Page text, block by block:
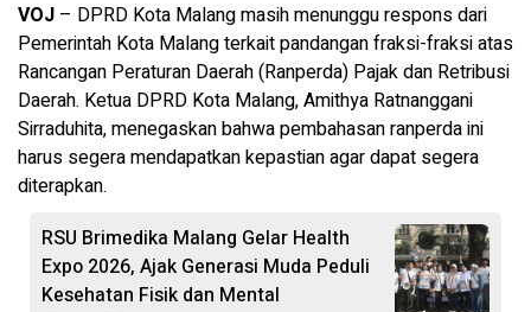
VOJ – DPRD Kota Malang masih menunggu respons dari
Pemerintah Kota Malang terkait pandangan fraksi-fraksi atas
Rancangan Peraturan Daerah (Ranperda) Pajak dan Retribusi
Daerah. Ketua DPRD Kota Malang, Amithya Ratnanggani
Sirraduhita, menegaskan bahwa pembahasan ranperda ini
harus segera mendapatkan kepastian agar dapat segera
diterapkan.
RSU Brimedika Malang Gelar Health
Expo 2026, Ajak Generasi Muda Peduli
Kesehatan Fisik dan Mental